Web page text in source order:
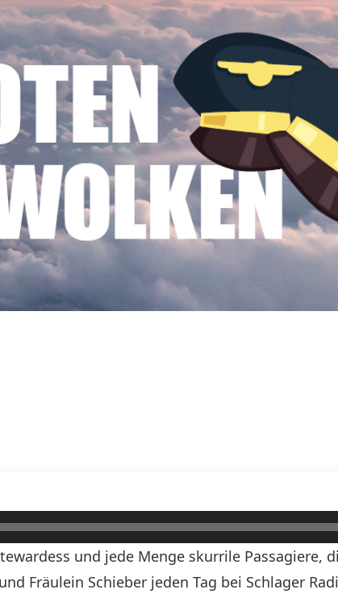
und jede Menge skurrile Passagiere,
Fräulein Schieber jeden Tag bei Schlager